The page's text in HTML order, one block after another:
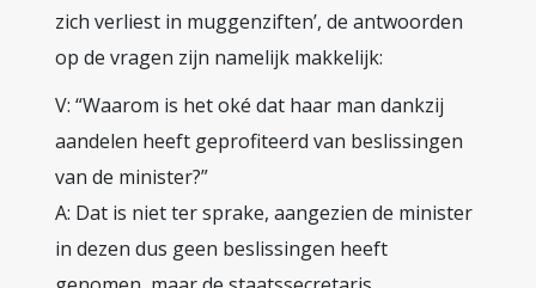
zich verliest in muggenziften’, de antwoorden
op de vragen zijn namelijk makkelijk:
V: “Waarom is het oké dat haar man dankzij
aandelen heeft geprofiteerd van beslissingen
van de minister?”
A: Dat is niet ter sprake, aangezien de minister
in dezen dus geen beslissingen heeft